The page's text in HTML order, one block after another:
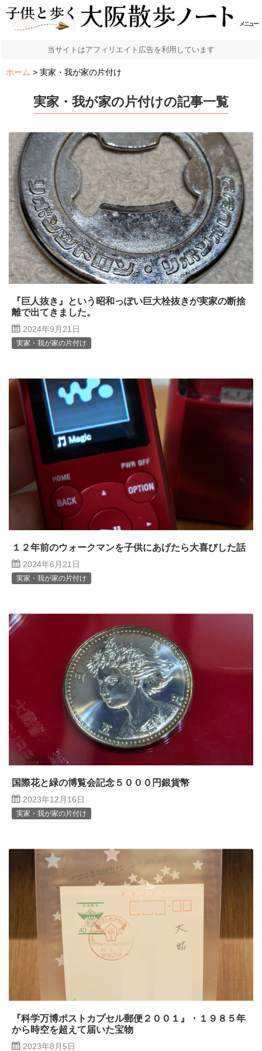
メニュー
当サイトはアフィリエイト広告を利用しています
ホーム 実家・我が家の片付け
実家・我が家の片付けの記事一覧
『巨人抜き』という昭和っぽい巨大栓抜きが実家の断捨
離で出てきました。
2024年9月21日
実家・我が家の片付け
１２年前のウォークマンを子供にあげたら大喜びした話
2024年6月21日
実家・我が家の片付け
国際花と緑の博覧会記念５０００円銀貨幣
2023年12月16日
実家・我が家の片付け
『科学万博ポストカプセル郵便２００１』・１９８５年
から時空を超えて届いた宝物
2023年8月5日